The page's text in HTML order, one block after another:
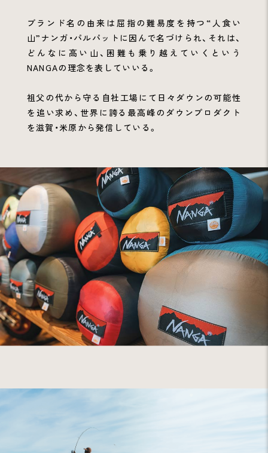
ブランド名の由来は屈指の難易度を持つ“人食い
山”ナンガ・パルパットに因んで名づけられ、それは、
どんなに高い山、困難も乗り越えていくという
NANGAの理念を表していいる。
祖父の代から守る自社工場にて日々ダウンの可能性
を追い求め、世界に誇る最高峰のダウンプロダクト
を滋賀・米原から発信している。